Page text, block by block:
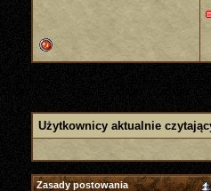
Użytkownicy aktualnie
Zasady postowania